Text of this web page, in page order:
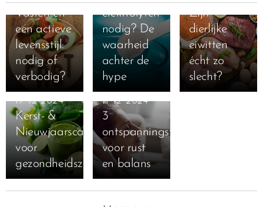
Vasten en
een actieve
levensstijl:
nodig of
verbodig?
elektrolyten
nodig? De
waarheid
achter de
hype
Zijn
dierlijke
eiwitten
écht zo
slecht?
17-12-2024
Kerst- &
Nieuwjaarscadeautips
voor
gezondheidszotten
11-12-2024
3
ontspanningstechnieken
voor rust
en balans